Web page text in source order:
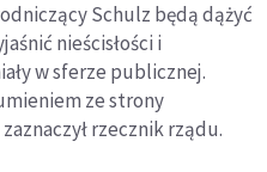
Schulz będą dążyć
nieścisłości i
w sferze publicznej.
ze strony
rzecznik rządu.